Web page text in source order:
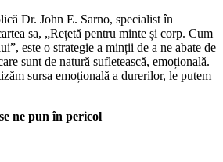
Dr. John E. Sarno, specialist în
sa, „Rețetă pentru minte și corp. Cum
este o strategie a minții de a ne abate de
sunt de natură sufletească, emoțională.
sursa emoțională a durerilor, le putem
ne pun în pericol